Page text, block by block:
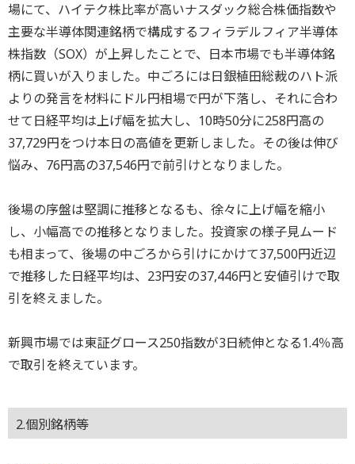
場にて、ハイテク株比率が高いナスダック総合株価指数や
主要な半導体関連銘柄で構成するフィラデルフィア半導体
株指数（SOX）が上昇したことで、日本市場でも半導体銘
柄に買いが入りました。中ごろには日銀植田総裁のハト派
よりの発言を材料にドル円相場で円が下落し、それに合わ
せて日経平均は上げ幅を拡大し、10時50分に258円高の
37,729円をつけ本日の高値を更新しました。その後は伸び
悩み、76円高の37,546円で前引けとなりました。
後場の序盤は堅調に推移となるも、徐々に上げ幅を縮小
し、小幅高での推移となりました。投資家の様子見ムード
も相まって、後場の中ごろから引けにかけて37,500円近辺
で推移した日経平均は、23円安の37,446円と安値引けで取
引を終えました。
新興市場では東証グロース250指数が3日続伸となる1.4％高
で取引を終えています。
2.個別銘柄等